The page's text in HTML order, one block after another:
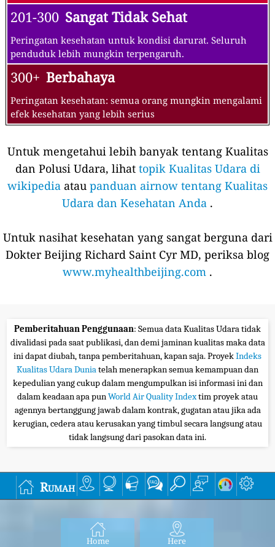
201-300 Sangat Tidak Sehat
Peringatan kesehatan untuk kondisi darurat. Seluruh
penduduk lebih mungkin terpengaruh.
300+ Berbahaya
Peringatan kesehatan: semua orang mungkin mengalami
efek kesehatan yang lebih serius
Untuk mengetahui lebih banyak tentang Kualitas
dan Polusi Udara, lihat topik Kualitas Udara di
wikipedia atau panduan airnow tentang Kualitas
Udara dan Kesehatan Anda .
Untuk nasihat kesehatan yang sangat berguna dari
Dokter Beijing Richard Saint Cyr MD, periksa blog
www.myhealthbeijing.com .
Pemberitahuan Penggunaan: Semua data Kualitas Udara tidak
divalidasi pada saat publikasi, dan demi jaminan kualitas maka data
ini dapat diubah, tanpa pemberitahuan, kapan saja. ProyekIndeks
Kualitas Udara Duniatelah menerapkan semua kemampuan dan
kepedulian yang cukup dalam mengumpulkan isi informasi ini dan
dalam keadaan apa punWorld Air Quality Indextim proyek atau
agennya bertanggung jawab dalam kontrak, gugatan atau jika ada
kerugian, cedera atau kerusakan yang timbul secara langsung atau
tidak langsung dari pasokan data ini.
Rumah
Home Here